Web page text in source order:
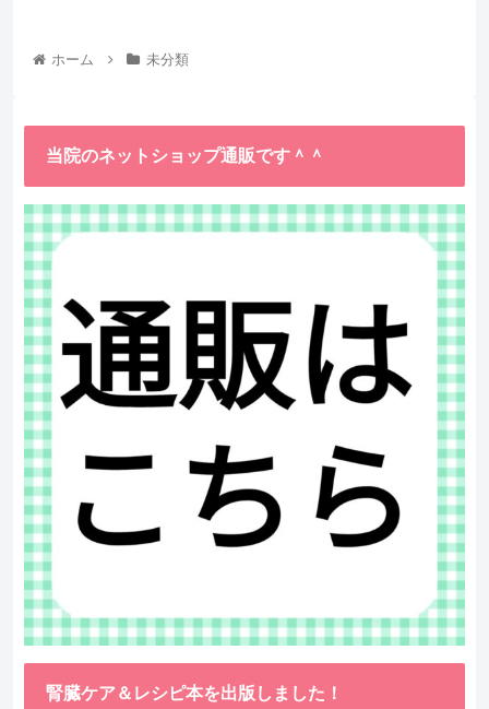
ホーム 未分類
当院のネットショップ通販です＾＾
腎臓ケア＆レシピ本を出版しました！